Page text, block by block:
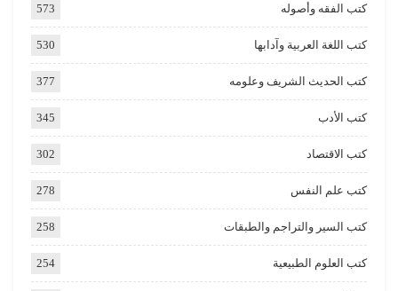
كتب الفقه وأصوله 573
كتب اللغة العربية وآدابها 530
كتب الحديث الشريف وعلومه 377
كتب الأدب 345
كتب الاقتصاد 302
كتب علم النفس 278
كتب السير والتراجم والطبقات 258
كتب العلوم الطبيعية 254